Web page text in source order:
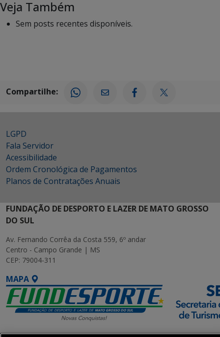
Veja Também
Sem posts recentes disponíveis.
Compartilhe:
LGPD
Fala Servidor
Acessibilidade
Ordem Cronológica de Pagamentos
Planos de Contratações Anuais
FUNDAÇÃO DE DESPORTO E LAZER DE MATO GROSSO
DO SUL
Av. Fernando Corrêa da Costa 559, 6º andar
Centro - Campo Grande | MS
CEP: 79004-311
MAPA